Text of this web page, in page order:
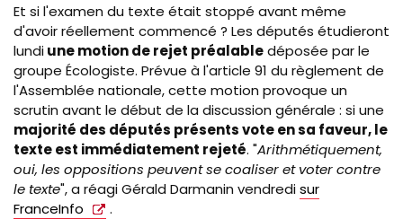
Et si l'examen du texte était stoppé avant même
d'avoir réellement commencé ? Les députés étudieront
lundiune motion de rejet préalabledéposée par le
groupe Écologiste. Prévue à l'article 91 du règlement de
l'Assemblée nationale, cette motion provoque un
scrutin avant le début de la discussion générale : si une
majorité des députés présents vote en sa faveur, le
texte est immédiatement rejeté. "Arithmétiquement,
oui, les oppositions peuvent se coaliser et voter contre
le texte", a réagi Gérald Darmanin vendredisur
FranceInfo
.